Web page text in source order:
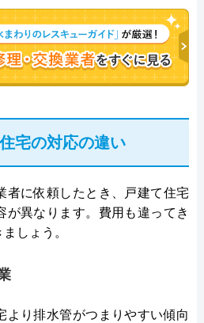
宅の対応の違い
者に依頼したとき、戸建て住宅
が異なります。費用も違ってき
しょう。
より排水管がつまりやすい傾向